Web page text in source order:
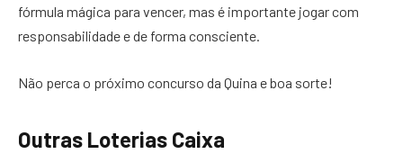
fórmula mágica para vencer, mas é importante jogar com
responsabilidade e de forma consciente.
Não perca o próximo concurso da Quina e boa sorte!
Outras Loterias Caixa